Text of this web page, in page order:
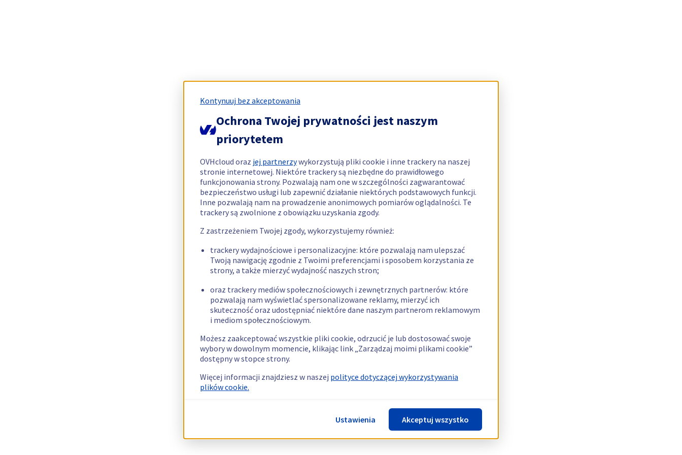
Kontynuuj bez akceptowania
Ochrona Twojej prywatności jest naszym
priorytetem
OVHcloud oraz jej partnerzywykorzystują pliki cookie i inne trackery na naszej
stronie internetowej. Niektóre trackery są niezbędne do prawidłowego
funkcjonowania strony. Pozwalają nam one w szczególności zagwarantować
bezpieczeństwo usługi lub zapewnić działanie niektórych podstawowych funkcji.
Inne pozwalają nam na prowadzenie anonimowych pomiarów oglądalności. Te
trackery są zwolnione z obowiązku uzyskania zgody.
Z zastrzeżeniem Twojej zgody, wykorzystujemy również:
trackery wydajnościowe i personalizacyjne: które pozwalają nam ulepszać
Twoją nawigację zgodnie z Twoimi preferencjami i sposobem korzystania ze
strony, a także mierzyć wydajność naszych stron;
oraz trackery mediów społecznościowych i zewnętrznych partnerów: które
pozwalają nam wyświetlać spersonalizowane reklamy, mierzyć ich
skuteczność oraz udostępniać niektóre dane naszym partnerom reklamowym
i mediom społecznościowym.
Możesz zaakceptować wszystkie pliki cookie, odrzucić je lub dostosować swoje
wybory w dowolnym momencie, klikając link „Zarządzaj moimi plikami cookie”
dostępny w stopce strony.
Więcej informacji znajdziesz w naszej polityce dotyczącej wykorzystywania
plików cookie.
Ustawienia Akceptuj wszystko